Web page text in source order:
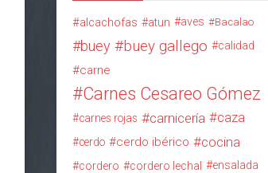
alcachofas atun aves Bacalao
buey buey gallego calidad
carne
Carnes Cesareo Gómez
carnes rojas carnicería caza
cerdo cerdo ibérico cocina
cordero cordero lechal ensalada